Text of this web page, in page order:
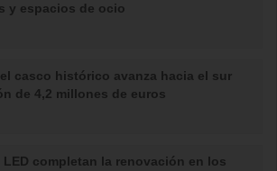
y espacios de ocio
casco histórico avanza hacia el sur
de 4,2 millones de euros
LED completan la renovación en los